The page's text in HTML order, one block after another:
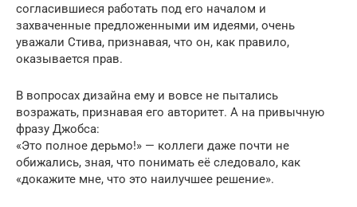
согласившиеся работать под его началом и
захваченные предложенными им идеями, очень
уважали Стива, признавая, что он, как правило,
оказывается прав.
В вопросах дизайна ему и вовсе не пытались
возражать, признавая его авторитет. А на привычную
фразу Джобса:
«Это полное дерьмо!» — коллеги даже почти не
обижались, зная, что понимать её следовало, как
«докажите мне, что это наилучшее решение».